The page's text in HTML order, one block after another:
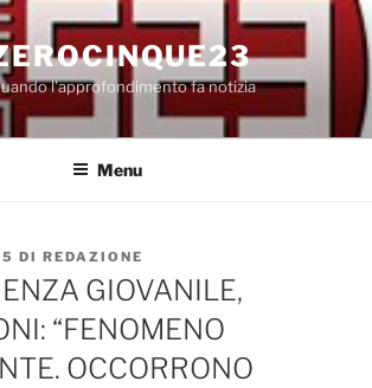
l'approfondimento fa notizia
Menu
DI REDAZIONE
GIOVANILE,
“FENOMENO
OCCORRONO